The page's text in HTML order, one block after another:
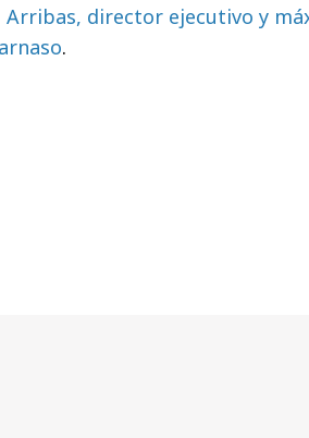
Arribas, director ejecutivo y
.